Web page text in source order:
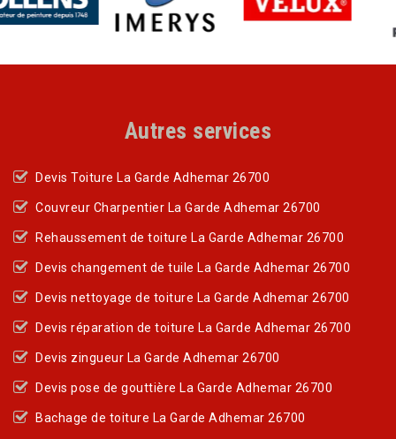
Autres services
Devis Toiture La Garde Adhemar 26700
Couvreur Charpentier La Garde Adhemar 26700
Rehaussement de toiture La Garde Adhemar 26700
Devis changement de tuile La Garde Adhemar 26700
Devis nettoyage de toiture La Garde Adhemar 26700
Devis réparation de toiture La Garde Adhemar 26700
Devis zingueur La Garde Adhemar 26700
Devis pose de gouttière La Garde Adhemar 26700
Bachage de toiture La Garde Adhemar 26700